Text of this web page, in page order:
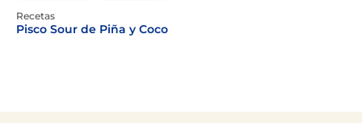
Recetas
Pisco Sour de Piña y Coco